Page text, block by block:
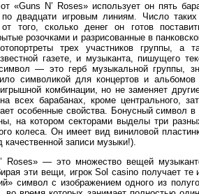
«Guns N’ Roses» использует он пять
двадцати игровым линиям. Число
от того, сколько денег он готов
розочками и разрисованные в
трех участников группы, а
газете, и музыканта, пишущего
— это герб музыкальной группы,
символикой для концертов и
комбинации, но не заменяет
всех барабанах, кроме центрального,
особенные свойства. Бонусный символ
на котором секторами выделы три
колеса. Он имеет вид виниловой
записи музыки!).
Roses» — это множество вещей
эти вещи, игрок Sol casino получает
символ с изображением одного из